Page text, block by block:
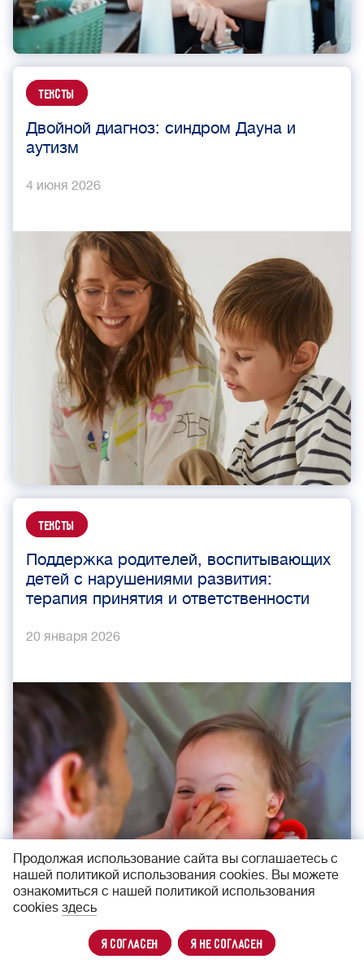
Тексты
Двойной диагноз: синдром Дауна и
аутизм
4 июня 2026
Тексты
Поддержка родителей, воспитывающих
детей с нарушениями развития:
терапия принятия и ответственности
20 января 2026
Продолжая использование сайта вы соглашаетесь с
нашей политикой использования cookies. Вы можете
ознакомиться с нашей политикой использования
cookies здесь
я согласен я не согласен